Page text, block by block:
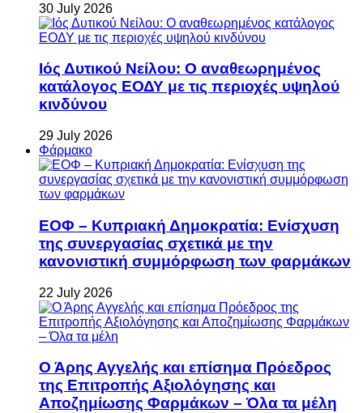
30 July 2026
Ιός Δυτικού Νείλου: Ο αναθεωρημένος
κατάλογος ΕΟΔΥ με τις περιοχές υψηλού
κινδύνου
29 July 2026
Φάρμακο
ΕΟΦ – Κυπριακή Δημοκρατία: Ενίσχυση
της συνεργασίας σχετικά με την
κανονιστική συμμόρφωση των φαρμάκων
22 July 2026
Ο Άρης Αγγελής και επίσημα Πρόεδρος
της Επιτροπής Αξιολόγησης και
Αποζημίωσης Φαρμάκων – Όλα τα μέλη